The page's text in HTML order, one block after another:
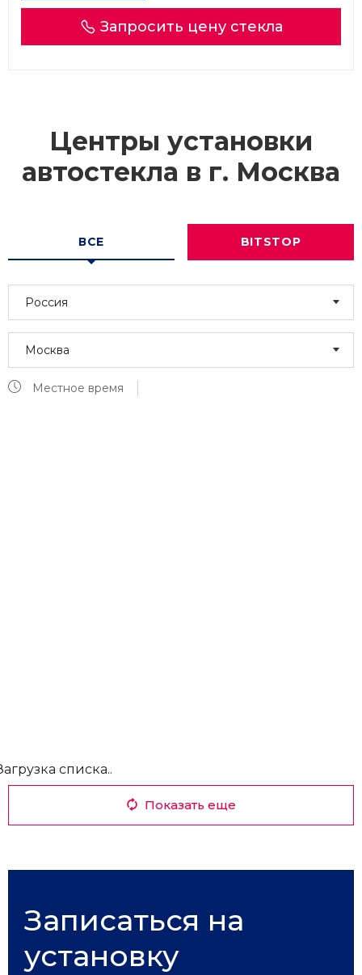
Запросить цену стекла
Центры установки
автостекла в г. Москва
ВСЕ BITSTOP
Россия
Москва
Местное время
списка..
Показать еще
Записаться на
установку